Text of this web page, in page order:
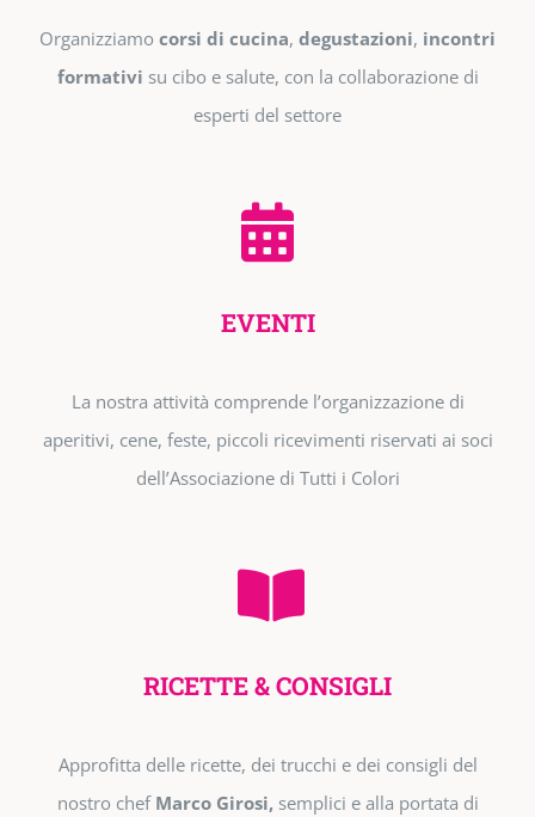
Organizziamo corsi di cucina, degustazioni, incontri
formativi su cibo e salute, con la collaborazione di
esperti del settore
EVENTI
La nostra attività comprende l’organizzazione di
aperitivi, cene, feste, piccoli ricevimenti riservati ai soci
dell’Associazione di Tutti i Colori
RICETTE & CONSIGLI
Approfitta delle ricette, dei trucchi e dei consigli del
nostro chef Marco Girosi,semplici e alla portata di